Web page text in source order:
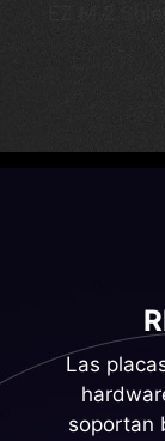
EZ M.2
Las
soportan